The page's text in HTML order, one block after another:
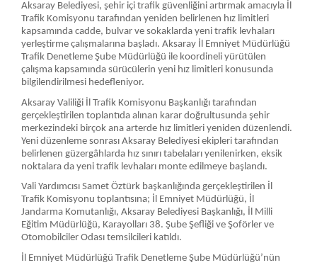
Aksaray Belediyesi, şehir içi trafik güvenliğini artırmak amacıyla İl
Trafik Komisyonu tarafından yeniden belirlenen hız limitleri
kapsamında cadde, bulvar ve sokaklarda yeni trafik levhaları
yerleştirme çalışmalarına başladı. Aksaray İl Emniyet Müdürlüğü
Trafik Denetleme Şube Müdürlüğü ile koordineli yürütülen
çalışma kapsamında sürücülerin yeni hız limitleri konusunda
bilgilendirilmesi hedefleniyor.
Aksaray Valiliği İl Trafik Komisyonu Başkanlığı tarafından
gerçekleştirilen toplantıda alınan karar doğrultusunda şehir
merkezindeki birçok ana arterde hız limitleri yeniden düzenlendi.
Yeni düzenleme sonrası Aksaray Belediyesi ekipleri tarafından
belirlenen güzergâhlarda hız sınırı tabelaları yenilenirken, eksik
noktalara da yeni trafik levhaları monte edilmeye başlandı.
Vali Yardımcısı Samet Öztürk başkanlığında gerçekleştirilen İl
Trafik Komisyonu toplantısına; İl Emniyet Müdürlüğü, İl
Jandarma Komutanlığı, Aksaray Belediyesi Başkanlığı, İl Milli
Eğitim Müdürlüğü, Karayolları 38. Şube Şefliği ve Şoförler ve
Otomobilciler Odası temsilcileri katıldı.
İl Emniyet Müdürlüğü Trafik Denetleme Şube Müdürlüğü’nün